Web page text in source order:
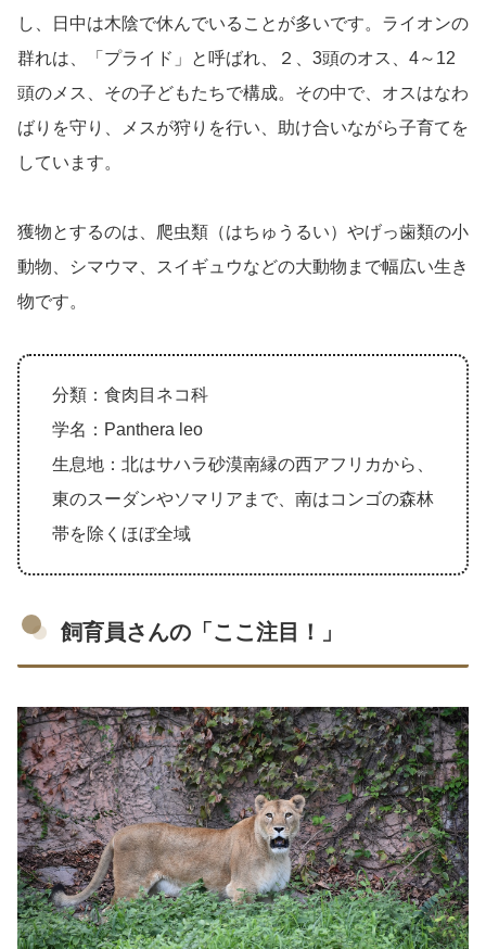
し、日中は木陰で休んでいることが多いです。ライオンの
群れは、「プライド」と呼ばれ、２、3頭のオス、4～12
頭のメス、その子どもたちで構成。その中で、オスはなわ
ばりを守り、メスが狩りを行い、助け合いながら子育てを
しています。
獲物とするのは、爬虫類（はちゅうるい）やげっ歯類の小
動物、シマウマ、スイギュウなどの大動物まで幅広い生き
物です。
分類：食肉目ネコ科
学名：Panthera leo
生息地：北はサハラ砂漠南縁の西アフリカから、
東のスーダンやソマリアまで、南はコンゴの森林
帯を除くほぼ全域
飼育員さんの「ここ注目！」